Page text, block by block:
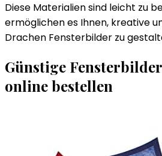
Diese Materialien sind leicht zu
ermöglichen es Ihnen, kreative
Drachen Fensterbilder zu
Günstige
online bestellen